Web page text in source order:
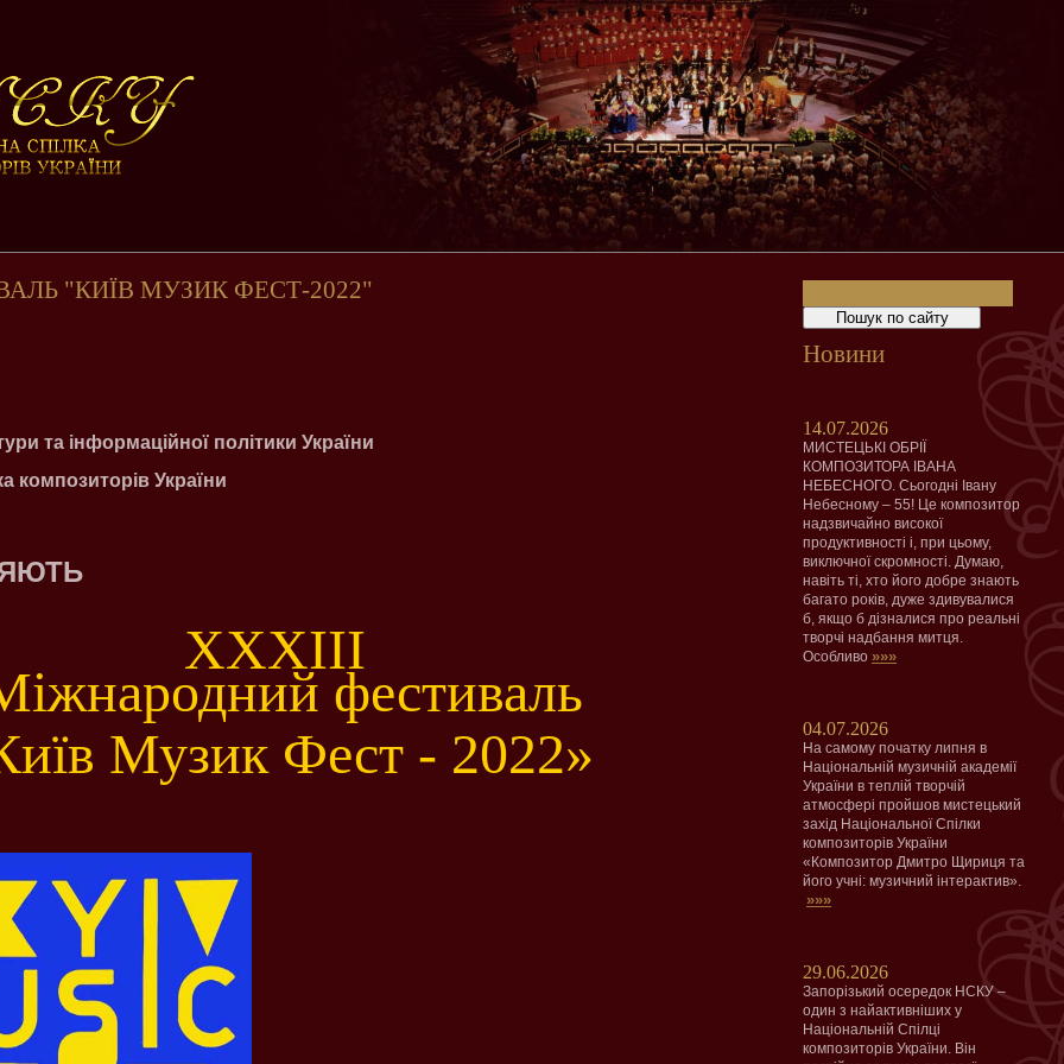
Новини
14.07.2026
МИСТЕЦЬКІ ОБРІЇ
КОМПОЗИТОРА ІВАНА
НЕБЕСНОГО. Сьогодні Івану
Небесному – 55! Це композитор
надзвичайно високої
продуктивності і, при цьому,
виключної скромності. Думаю,
навіть ті, хто його добре знають
багато років, дуже здивувалися
б, якщо б дізналися про реальні
творчі надбання митця.
Особливо »»»
04.07.2026
На самому початку липня в
Національній музичній академії
України в теплій творчій
атмосфері пройшов мистецький
захід Національної Спілки
композиторів України
«Композитор Дмитро Щириця та
його учні: музичний інтерактив».
»»»
29.06.2026
Запорізький осередок НСКУ –
один з найактивніших у
Національній Спілці
композиторів України. Він
"КИЇВ МУЗИК ФЕСТ-2022"
та інформаційної політики України
композиторів України
XXXІIІ
фестиваль
Музик Фест - 2022»